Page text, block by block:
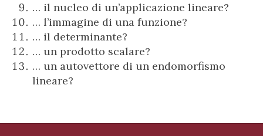
… il nucleo di un’applicazione lineare?
… l’immagine di una funzione?
… il determinante?
… un prodotto scalare?
… un autovettore di un endomorfismo
lineare?